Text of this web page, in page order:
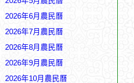
2026年6月農民曆
2026年7月農民曆
2026年8月農民曆
2026年9月農民曆
2026年10月農民曆